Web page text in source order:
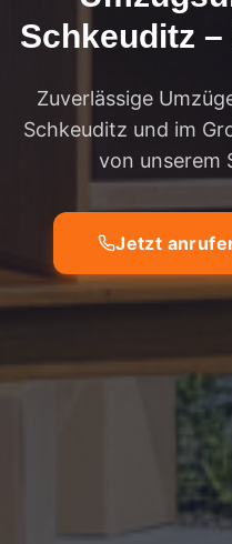
Schkeuditz
Zuverlässige
Schkeuditz und im
von unserem
Jetzt